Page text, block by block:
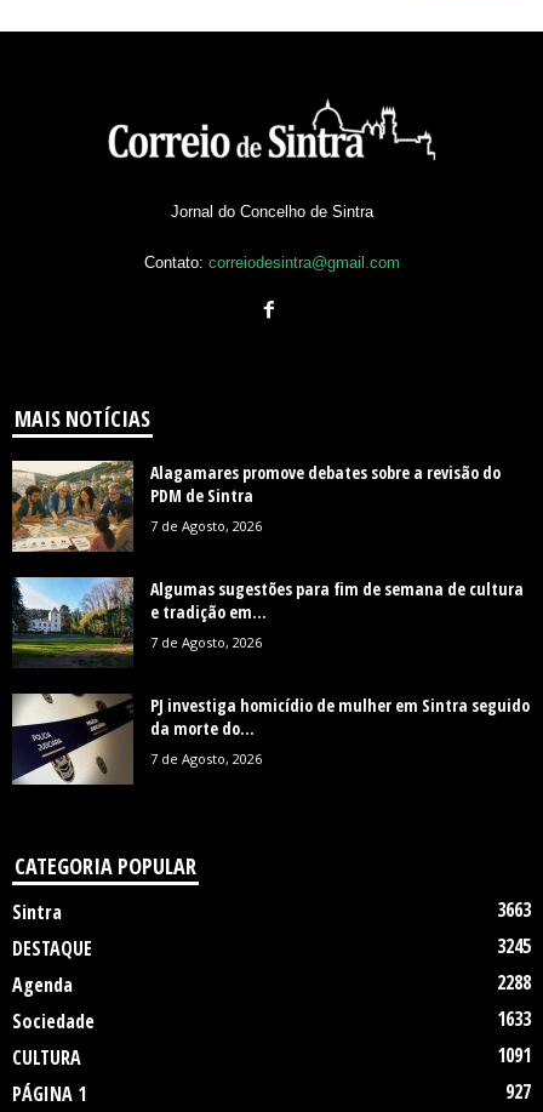
Jornal do Concelho de Sintra
Contato: correiodesintra@gmail.com
MAIS NOTÍCIAS
Alagamares promove debates sobre a revisão do
PDM de Sintra
7 de Agosto, 2026
Algumas sugestões para fim de semana de cultura
e tradição em...
7 de Agosto, 2026
PJ investiga homicídio de mulher em Sintra seguido
da morte do...
7 de Agosto, 2026
CATEGORIA POPULAR
Sintra
3663
DESTAQUE
3245
Agenda
2288
Sociedade
1633
CULTURA
1091
PÁGINA 1
927